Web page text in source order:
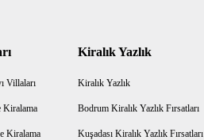
Villaları
Kiralama
Kiralama
Kiralık Yazlık
Kiralık Yazlık
Bodrum Kiralık Yazlık Fırsatları
Kuşadası Kiralık Yazlık Fırsatları